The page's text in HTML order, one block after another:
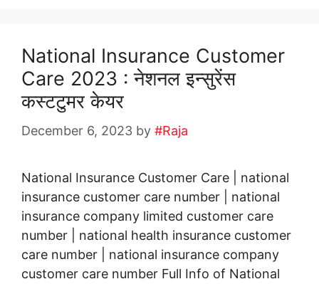
National Insurance Customer
Care 2023 : नेशनल इन्सुरेंस
कस्टटुमर केयर
December 6, 2023 by #Raja
National Insurance Customer Care | national
insurance customer care number | national
insurance company limited customer care
number | national health insurance customer
care number | national insurance company
customer care number Full Info of National